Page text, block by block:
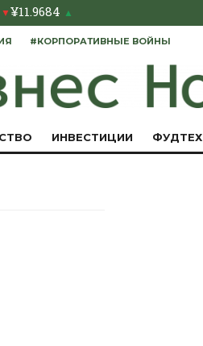
▼¥11.9684 ▲
#КОРПОРАТИВНЫЕ ВОЙНЫ
ИНВЕСТИЦИИ ФУДТЕХ